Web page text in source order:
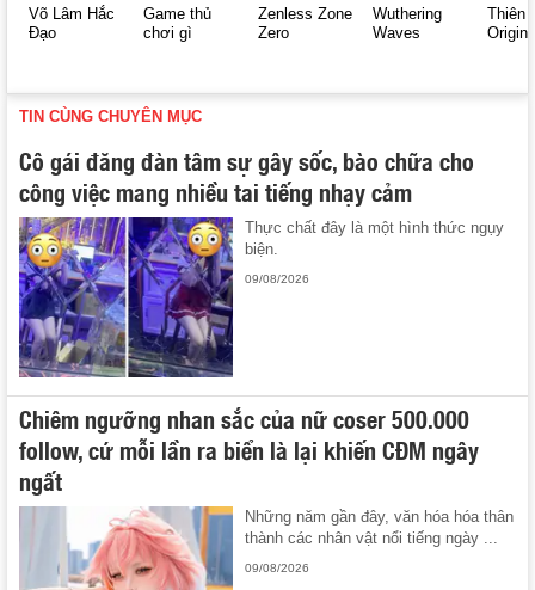
Võ Lâm Hắc
Đạo
Game thủ
chơi gì
Zenless Zone
Zero
Wuthering
Waves
Thiên
Origin
TIN CÙNG CHUYÊN MỤC
Cô gái đăng đàn tâm sự gây sốc, bào chữa cho
công việc mang nhiều tai tiếng nhạy cảm
Thực chất đây là một hình thức ngụy
biện.
09/08/2026
Chiêm ngưỡng nhan sắc của nữ coser 500.000
follow, cứ mỗi lần ra biển là lại khiến CĐM ngây
ngất
Những năm gần đây, văn hóa hóa thân
thành các nhân vật nổi tiếng ngày ...
09/08/2026